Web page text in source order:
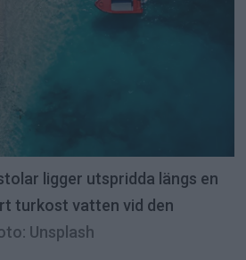
ligger utspridda längs en
turkost vatten vid den
Unsplash